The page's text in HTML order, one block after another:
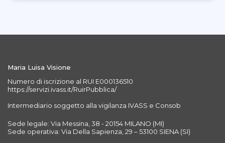
Maria Luisa Visione
Numero di iscrizione al RUI E000136510
https://servizi.ivass.it/RuirPubblica/
Intermediario soggetto alla vigilanza IVASS e Consob
Sede legale: Via Messina, 38 - 20154 MILANO (MI)
Sede operativa: Via Della Sapienza, 29 – 53100 SIENA (SI)